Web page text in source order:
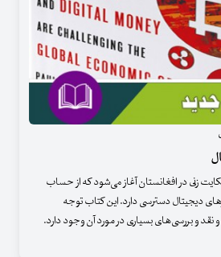
زنی در افغانستان آغاز می‌شود که از حساب
دیجیتال دسترسی دارد. این کتاب توجه
و بررسی‌های بسیاری در مورد آن وجود دارد.